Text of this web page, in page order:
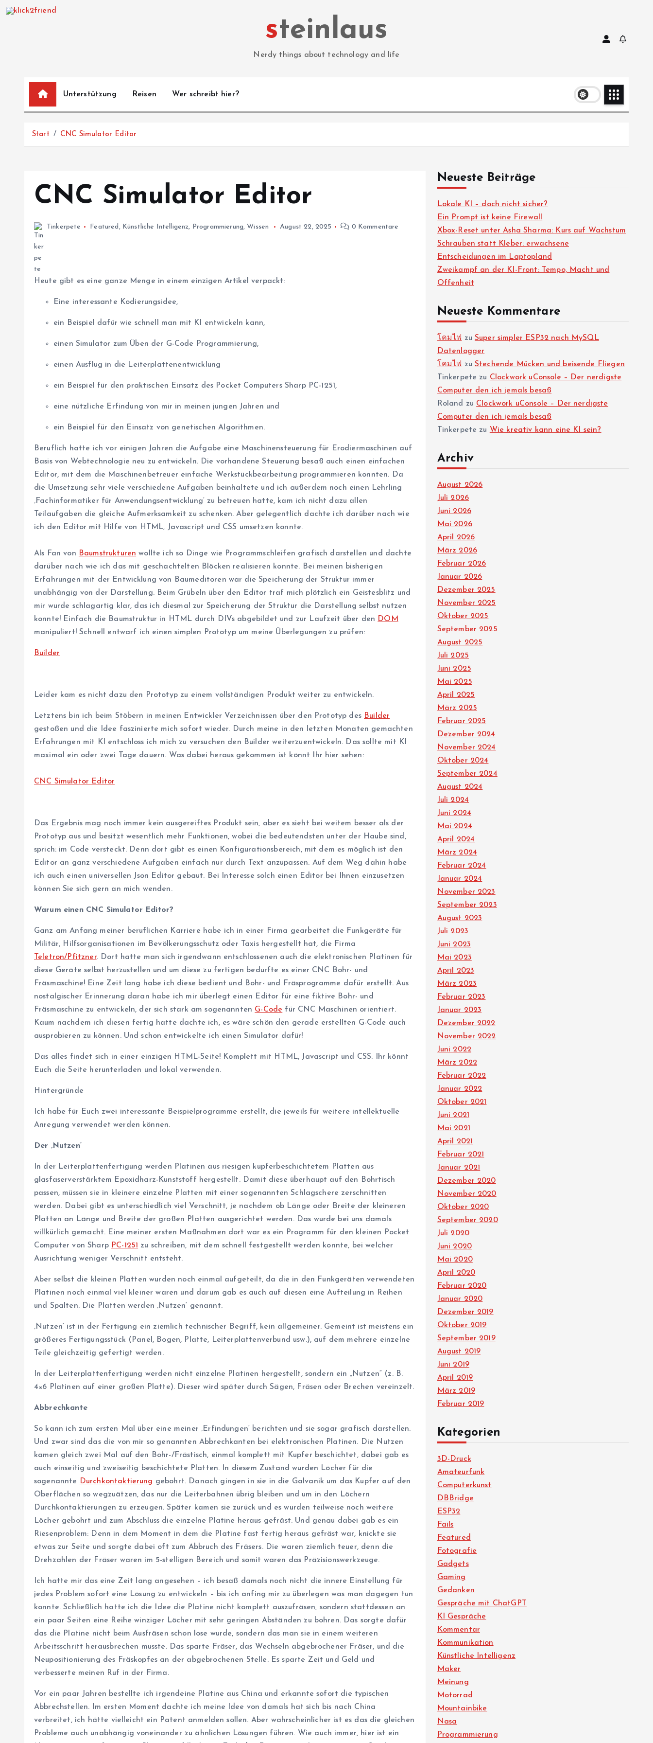
steinlaus
Nerdy things about technology and life
Unterstützung Reisen Wer schreibt hier?
Start CNC Simulator Editor
CNC Simulator Editor
Tinkerpete Featured, Künstliche Intelligenz, Programmierung, Wissen August 22, 2025 0 Kommentare
Heute gibt es eine ganze Menge in einem einzigen Artikel verpackt:
Eine interessante Kodierungsidee,
ein Beispiel dafür wie schnell man mit KI entwickeln kann,
einen Simulator zum Üben der G-Code Programmierung,
einen Ausflug in die Leiterplattenentwicklung
ein Beispiel für den praktischen Einsatz des Pocket Computers Sharp PC-1251,
eine nützliche Erfindung von mir in meinen jungen Jahren und
ein Beispiel für den Einsatz von genetischen Algorithmen.
Beruflich hatte ich vor einigen Jahren die Aufgabe eine Maschinensteuerung für Erodiermaschinen auf
Basis von Webtechnologie neu zu entwickeln. Die vorhandene Steuerung besaß auch einen einfachen
Editor, mit dem die Maschinenbetreuer einfache Werkstückbearbeitung programmieren konnten. Da
die Umsetzung sehr viele verschiedene Aufgaben beinhaltete und ich außerdem noch einen Lehrling
‚Fachinformatiker für Anwendungsentwicklung‘ zu betreuen hatte, kam ich nicht dazu allen
Teilaufgaben die gleiche Aufmerksamkeit zu schenken. Aber gelegentlich dachte ich darüber nach wie
ich den Editor mit Hilfe von HTML, Javascript und CSS umsetzen konnte.
Als Fan von Baumstrukturen wollte ich so Dinge wie Programmschleifen grafisch darstellen und dachte
darüber nach wie ich das mit geschachtelten Blöcken realisieren konnte. Bei meinen bisherigen
Erfahrungen mit der Entwicklung von Baumeditoren war die Speicherung der Struktur immer
unabhängig von der Darstellung. Beim Grübeln über den Editor traf mich plötzlich ein Geistesblitz und
mir wurde schlagartig klar, das ich diesmal zur Speicherung der Struktur die Darstellung selbst nutzen
konnte! Einfach die Baumstruktur in HTML durch DIVs abgebildet und zur Laufzeit über den DOM
manipuliert! Schnell entwarf ich einen simplen Prototyp um meine Überlegungen zu prüfen:
Builder
Leider kam es nicht dazu den Prototyp zu einem vollständigen Produkt weiter zu entwickeln.
Letztens bin ich beim Stöbern in meinen Entwickler Verzeichnissen über den Prototyp des Builder
gestoßen und die Idee faszinierte mich sofort wieder. Durch meine in den letzten Monaten gemachten
Erfahrungen mit KI entschloss ich mich zu versuchen den Builder weiterzuentwickeln. Das sollte mit KI
maximal ein oder zwei Tage dauern. Was dabei heraus gekommen ist könnt Ihr hier sehen:
CNC Simulator Editor
Das Ergebnis mag noch immer kein ausgereiftes Produkt sein, aber es sieht bei weitem besser als der
Prototyp aus und besitzt wesentlich mehr Funktionen, wobei die bedeutendsten unter der Haube sind,
sprich: im Code versteckt. Denn dort gibt es einen Konfigurationsbereich, mit dem es möglich ist den
Editor an ganz verschiedene Aufgaben einfach nur durch Text anzupassen. Auf dem Weg dahin habe
ich auch einen universellen Json Editor gebaut. Bei Interesse solch einen Editor bei Ihnen einzusetzen
können Sie sich gern an mich wenden.
Warum einen CNC Simulator Editor?
Ganz am Anfang meiner beruflichen Karriere habe ich in einer Firma gearbeitet die Funkgeräte für
Militär, Hilfsorganisationen im Bevölkerungsschutz oder Taxis hergestellt hat, die Firma
Teletron/Pfitzner. Dort hatte man sich irgendwann entschlossenen auch die elektronischen Platinen für
diese Geräte selbst herzustellen und um diese zu fertigen bedurfte es einer CNC Bohr- und
Fräsmaschine! Eine Zeit lang habe ich diese bedient und Bohr- und Fräsprogramme dafür erstellt. Aus
nostalgischer Erinnerung daran habe ich mir überlegt einen Editor für eine fiktive Bohr- und
Fräsmaschine zu entwickeln, der sich stark am sogenannten G-Code für CNC Maschinen orientiert.
Kaum nachdem ich diesen fertig hatte dachte ich, es wäre schön den gerade erstellten G-Code auch
ausprobieren zu können. Und schon entwickelte ich einen Simulator dafür!
Das alles findet sich in einer einzigen HTML-Seite! Komplett mit HTML, Javascript und CSS. Ihr könnt
Euch die Seite herunterladen und lokal verwenden.
Hintergründe
Ich habe für Euch zwei interessante Beispielprogramme erstellt, die jeweils für weitere intellektuelle
Anregung verwendet werden können.
Der ‚Nutzen‘
In der Leiterplattenfertigung werden Platinen aus riesigen kupferbeschichtetem Platten aus
glasfaserverstärktem Epoxidharz-Kunststoff hergestellt. Damit diese überhaupt auf den Bohrtisch
passen, müssen sie in kleinere einzelne Platten mit einer sogenannten Schlagschere zerschnitten
werden. Dabei gibt es unterschiedlich viel Verschnitt, je nachdem ob Länge oder Breite der kleineren
Platten an Länge und Breite der großen Platten ausgerichtet werden. Das wurde bei uns damals
willkürlich gemacht. Eine meiner ersten Maßnahmen dort war es ein Programm für den kleinen Pocket
Computer von Sharp PC-1251 zu schreiben, mit dem schnell festgestellt werden konnte, bei welcher
Ausrichtung weniger Verschnitt entsteht.
Aber selbst die kleinen Platten wurden noch einmal aufgeteilt, da die in den Funkgeräten verwendeten
Platinen noch einmal viel kleiner waren und darum gab es auch auf diesen eine Aufteilung in Reihen
und Spalten. Die Platten werden ‚Nutzen‘ genannt.
‚Nutzen‘ ist in der Fertigung ein ziemlich technischer Begriff, kein allgemeiner. Gemeint ist meistens ein
größeres Fertigungsstück (Panel, Bogen, Platte, Leiterplattenverbund usw.), auf dem mehrere einzelne
Teile gleichzeitig gefertigt werden.
In der Leiterplattenfertigung werden nicht einzelne Platinen hergestellt, sondern ein „Nutzen“ (z. B.
4×6 Platinen auf einer großen Platte). Dieser wird später durch Sägen, Fräsen oder Brechen vereinzelt.
Abbrechkante
So kann ich zum ersten Mal über eine meiner ‚Erfindungen‘ berichten und sie sogar grafisch darstellen.
Und zwar sind das die von mir so genannten Abbrechkanten bei elektronischen Platinen. Die Nutzen
kamen gleich zwei Mal auf den Bohr-/Frästisch, einmal komplett mit Kupfer beschichtet, dabei gab es
auch einseitig und zweiseitig beschichtete Platten. In diesem Zustand wurden Löcher für die
sogenannte
Durchkontaktierung gebohrt. Danach gingen in sie in die Galvanik um das Kupfer auf den
Oberflächen so wegzuätzen, das nur die Leiterbahnen übrig bleiben und um in den Löchern
Durchkontaktierungen zu erzeugen. Später kamen sie zurück und es wurden teilweise noch weitere
Löcher gebohrt und zum Abschluss die einzelne Platine heraus gefräst. Und genau dabei gab es ein
Riesenproblem: Denn in dem Moment in dem die Platine fast fertig heraus gefräst war, knickte sie
etwas zur Seite und sorgte dabei oft zum Abbruch des Fräsers. Die waren ziemlich teuer, denn die
Drehzahlen der Fräser waren im 5-stelligen Bereich und somit waren das Präzisionswerkzeuge.
Ich hatte mir das eine Zeit lang angesehen – ich besaß damals noch nicht die innere Einstellung für
jedes Problem sofort eine Lösung zu entwickeln – bis ich anfing mir zu überlegen was man dagegen tun
konnte. Schließlich hatte ich die Idee die Platine nicht komplett auszufräsen, sondern stattdessen an
ein paar Seiten eine Reihe winziger Löcher mit sehr geringen Abständen zu bohren. Das sorgte dafür
das die Platine nicht beim Ausfräsen schon lose wurde, sondern das man sie in einem weiteren
Arbeitsschritt herausbrechen musste. Das sparte Fräser, das Wechseln abgebrochener Fräser, und die
Neupositionierung des Fräskopfes an der abgebrochenen Stelle. Es sparte Zeit und Geld und
verbesserte meinen Ruf in der Firma.
Vor ein paar Jahren bestellte ich irgendeine Platine aus China und erkannte sofort die typischen
Abbrechstellen. Im ersten Moment dachte ich meine Idee von damals hat sich bis nach China
verbreitet, ich hätte vielleicht ein Patent anmelden sollen. Aber wahrscheinlicher ist es das die gleichen
Probleme auch unabhängig voneinander zu ähnlichen Lösungen führen. Wie auch immer, hier ist ein
Neueste Beiträge
Lokale KI – doch nicht sicher?
Ein Prompt ist keine Firewall
Xbox-Reset unter Asha Sharma: Kurs auf Wachstum
Schrauben statt Kleber: erwachsene
Entscheidungen im Laptopland
Zweikampf an der KI-Front: Tempo, Macht und
Offenheit
Neueste Kommentare
โคมไฟ zu Super simpler ESP32 nach MySQL
Datenlogger
โคมไฟ zu Stechende Mücken und beisende Fliegen
Tinkerpete zu Clockwork uConsole – Der nerdigste
Computer den ich jemals besaß
Roland
zu Clockwork uConsole – Der nerdigste
Computer den ich jemals besaß
Tinkerpete zu Wie kreativ kann eine KI sein?
Archiv
August 2026
Juli 2026
Juni 2026
Mai 2026
April 2026
März 2026
Februar 2026
Januar 2026
Dezember 2025
November 2025
Oktober 2025
September 2025
August 2025
Juli 2025
Juni 2025
Mai 2025
April 2025
März 2025
Februar 2025
Dezember 2024
November 2024
Oktober 2024
September 2024
August 2024
Juli 2024
Juni 2024
Mai 2024
April 2024
März 2024
Februar 2024
Januar 2024
November 2023
September 2023
August 2023
Juli 2023
Juni 2023
Mai 2023
April 2023
März 2023
Februar 2023
Januar 2023
Dezember 2022
November 2022
Juni 2022
März 2022
Februar 2022
Januar 2022
Oktober 2021
Juni 2021
Mai 2021
April 2021
Februar 2021
Januar 2021
Dezember 2020
November 2020
Oktober 2020
September 2020
Juli 2020
Juni 2020
Mai 2020
April 2020
Februar 2020
Januar 2020
Dezember 2019
Oktober 2019
September 2019
August 2019
Juni 2019
April 2019
März 2019
Februar 2019
Kategorien
3D-Druck
Amateurfunk
Computerkunst
DBBridge
ESP32
Fails
Featured
Fotografie
Gadgets
Gaming
Gedanken
Gespräche mit ChatGPT
KI Gespräche
Kommentar
Kommunikation
Künstliche Intelligenz
Maker
Meinung
Motorrad
Mountainbike
Nasa
Programmierung